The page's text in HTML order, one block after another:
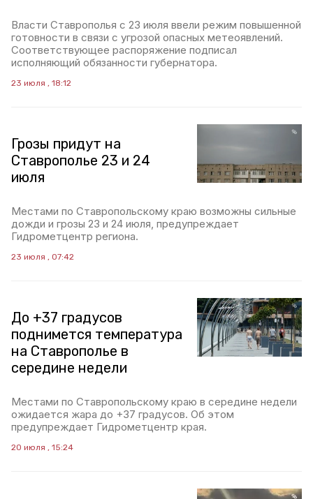
Власти Ставрополья с 23 июля ввели режим повышенной
готовности в связи с угрозой опасных метеоявлений.
Соответствующее распоряжение подписал
исполняющий обязанности губернатора.
23 июля , 18:12
Грозы придут на
Ставрополье 23 и 24
июля
Местами по Ставропольскому краю возможны сильные
дожди и грозы 23 и 24 июля, предупреждает
Гидрометцентр региона.
23 июля , 07:42
До +37 градусов
поднимется температура
на Ставрополье в
середине недели
Местами по Ставропольскому краю в середине недели
ожидается жара до +37 градусов. Об этом
предупреждает Гидрометцентр края.
20 июля , 15:24